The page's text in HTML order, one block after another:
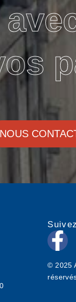
NOUS
F
a
c
© 2025